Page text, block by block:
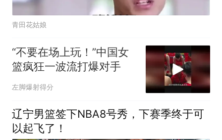
青田花姑娘
“不要在场上玩！”中国女
篮疯狂一波流打爆对手
左脚爆射得分
辽宁男篮签下NBA8号秀，下赛季终于可
以起飞了！